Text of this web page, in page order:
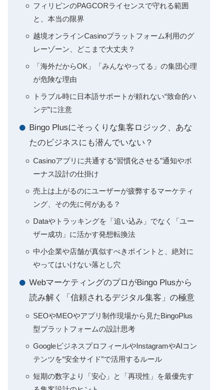
フィリピンのPAGCORライセンスで守れる範囲
と、本当の限界
越境オンラインCasinoプラットフォーム利用のグ
レーゾーン、どこまで大丈夫？
「海外だからOK」「みんなやってる」の集団心理
が危険な理由
トラブル時に日本語サポートが頼れない“致命的ハ
ンデ”に注意
Bingo Plusにそっくりな集客ロジック、あな
たのビジネスにも潜んでいない？
Casinoアプリに共通する“習慣化させる”通知やボ
ーナス設計の仕掛け
売上は上がるのにユーザーが疲弊するマーケティ
ング、その先に何がある？
Dataやトラッキングを「追い込み」でなく「ユー
ザー成功」に活かす発想転換法
中小企業や店舗が真似すべきポイントと、絶対に
やってはいけない落とし穴
WebマーケティングのプロがBingo Plusから
読み解く「信頼されるデジタル集客」の極意
SEOやMEOやアプリ制作現場から見たBingoPlus
型プラットフォームの設計思考
GoogleビジネスプロフィールやInstagramやAIコン
テンツを“安全サイド”で活用するルール
短期の数字より「安心」と「再現性」を最優先す